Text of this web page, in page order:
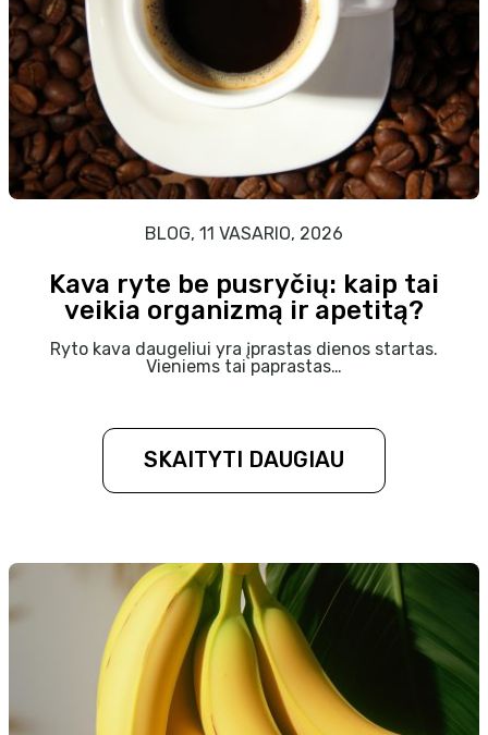
BLOG, 11 VASARIO, 2026
Kava ryte be pusryčių: kaip tai
veikia organizmą ir apetitą?
Ryto kava daugeliui yra įprastas dienos startas.
Vieniems tai paprastas…
SKAITYTI DAUGIAU